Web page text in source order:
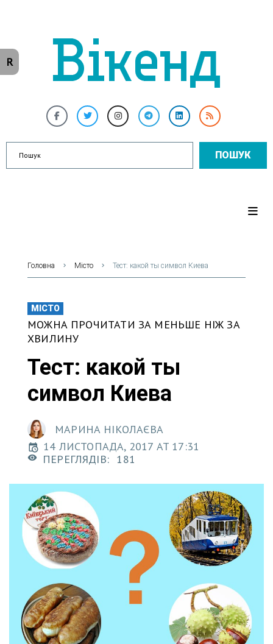
ПОШУК
Головна Місто Тест: какой ты символ Киева
МІСТО
МОЖНА ПРОЧИТАТИ ЗА МЕНЬШЕ НІЖ ЗА
ХВИЛИНУ
Тест: какой ты
символ Киева
МАРИНА НІКОЛАЄВА
14 ЛИСТОПАДА, 2017 AT 17:31
ПЕРЕГЛЯДІВ: 181
R